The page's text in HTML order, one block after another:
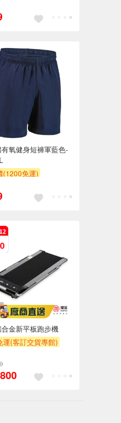
氧健身短褲軍藍色-
(1200免運)
金新平板跑步機
運(客訂交貨專館)